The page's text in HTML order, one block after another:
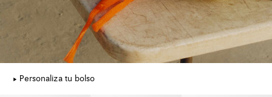
Personaliza tu bolso